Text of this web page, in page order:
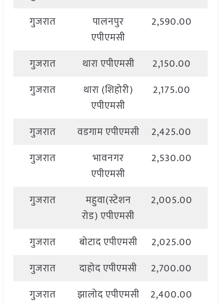
गुजरात
पालनपुर
एपीएमसी
2,590.00
गुजरात थारा एपीएमसी 2,150.00
गुजरात
थारा (शिहोरी)
एपीएमसी
2,175.00
गुजरात वडगाम एपीएमसी 2,425.00
गुजरात
भावनगर
एपीएमसी
2,530.00
गुजरात
महुवा(स्टेशन
रोड) एपीएमसी
2,005.00
गुजरात बोटाद एपीएमसी 2,025.00
गुजरात
दाहोद एपीएमसी 2,700.00
गुजरात
झालोद एपीएमसी 2,400.00